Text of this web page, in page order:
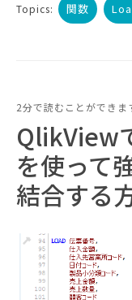
Topics: 関数
2分で読むことができま
QlikView
を使って
結合する